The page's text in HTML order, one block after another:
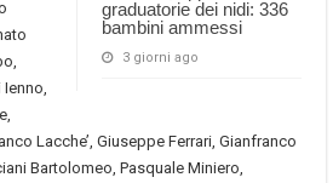
graduatorie dei nidi: 336
bambini ammessi
3 giorni ago
Lacche’, Giuseppe Ferrari, Gianfranco
Bartolomeo, Pasquale Miniero,